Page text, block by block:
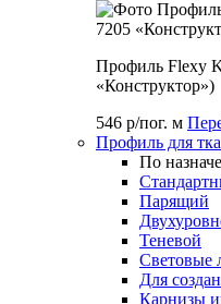
Профиль Flexy
«Конструктор»)
546 р/пог. м
Профиль для
По
Парящий
Теневой
Световые
Для
Карнизы